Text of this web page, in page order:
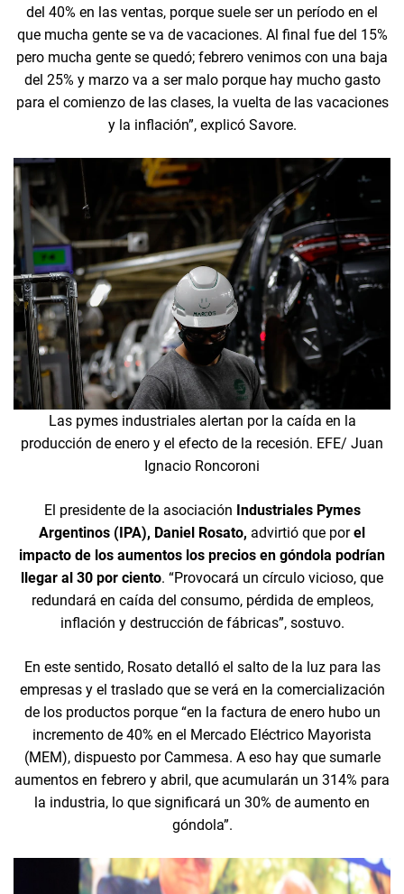
del 40% en las ventas, porque suele ser un período en el
que mucha gente se va de vacaciones. Al final fue del 15%
pero mucha gente se quedó; febrero venimos con una baja
del 25% y marzo va a ser malo porque hay mucho gasto
para el comienzo de las clases, la vuelta de las vacaciones
y la inflación”, explicó Savore.
Las pymes industriales alertan por la caída en la
producción de enero y el efecto de la recesión. EFE/ Juan
Ignacio Roncoroni
El presidente de la asociación Industriales Pymes
Argentinos (IPA), Daniel Rosato, advirtió que porel
impacto de los aumentos los precios en góndola podrían
llegar al 30 por ciento. “Provocará un círculo vicioso, que
redundará en caída del consumo, pérdida de empleos,
inflación y destrucción de fábricas”, sostuvo.
En este sentido, Rosato detalló el salto de la luz para las
empresas y el traslado que se verá en la comercialización
de los productos porque “en la factura de enero hubo un
incremento de 40% en el Mercado Eléctrico Mayorista
(MEM), dispuesto por Cammesa. A eso hay que sumarle
aumentos en febrero y abril, que acumularán un 314% para
la industria, lo que significará un 30% de aumento en
góndola”.